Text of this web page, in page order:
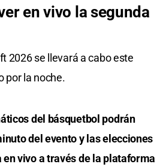
en vivo la segunda
2026 se llevará a cabo este
por la noche.
del básquetbol podrán
del evento y las elecciones
en vivo a través de la plataforma